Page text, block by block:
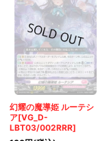
幻耀の魔導姫 ルーテシ
ア[VG_D-
LBT03/002RRR]